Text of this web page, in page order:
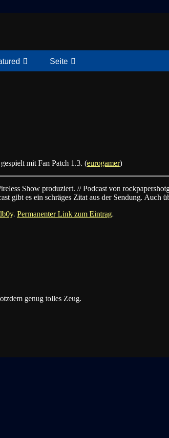
Seite
mit Fan Patch 1.3. (eurogamer)
Show produziert. // Podcast von
gibt es ein schräges Zitat aus der Sendung. Auch
. Permanenter Link zum Eintrag.
genug tolles Zeug.